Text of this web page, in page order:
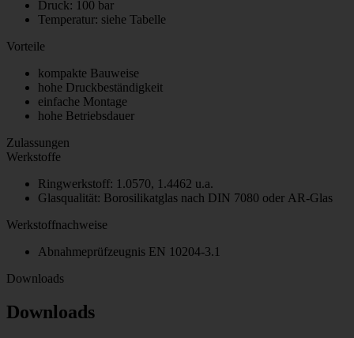
Druck: 100 bar
Temperatur: siehe Tabelle
Vorteile
kompakte Bauweise
hohe Druckbeständigkeit
einfache Montage
hohe Betriebsdauer
Zulassungen
Werkstoffe
Ringwerkstoff: 1.0570, 1.4462 u.a.
Glasqualität: Borosilikatglas nach DIN 7080 oder AR-Glas
Werkstoffnachweise
Abnahmeprüfzeugnis EN 10204-3.1
Downloads
Downloads